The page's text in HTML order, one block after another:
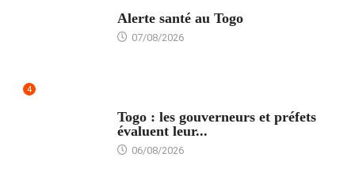
Alerte santé au Togo
07/08/2026
4
Togo : les gouverneurs et préfets
évaluent leur...
06/08/2026